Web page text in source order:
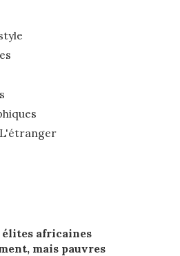
africaines
mais pauvres